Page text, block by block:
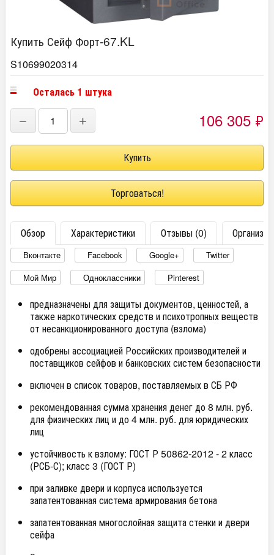
Купить Сейф Форт-67.KL
S10699020314
Осталась 1 штука
− + 106 305 ₽
Торговаться!
Обзор Характеристики Отзывы (0)
Вконтакте Facebook Google+
Twitter
Мой Мир
Одноклассники Pinterest
предназначены для защиты документов, ценностей, а
также наркотических средств и психотропных веществ
от несанкционированного доступа (взлома)
одобрены ассоциацией Российских производителей и
поставщиков сейфов и банковских систем безопасности
включен в список товаров, поставляемых в СБ РФ
рекомендованная сумма хранения денег до 8 млн. руб.
для физических лиц и до 4 млн. руб. для юридических
лиц
устойчивость к взлому: ГОСТ Р 50862-2012 - 2 класс
(РСБ-С); класс 3 (ГОСТ Р)
при заливке двери и корпуса используется
запатентованная система армирования бетона
запатентованная многослойная защита стенки и двери
сейфа